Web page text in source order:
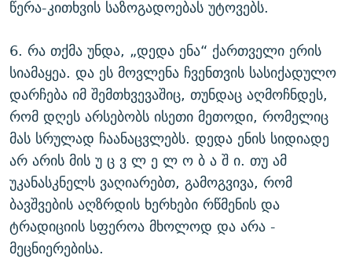
წერა-კითხვის საზოგადოებას უტოვებს.
6. რა თქმა უნდა, „დედა ენა“ ქართველი ერის
სიამაყეა. და ეს მოვლენა ჩვენთვის სასიქადულო
დარჩება იმ შემთხვევაშიც, თუნდაც აღმოჩნდეს,
რომ დღეს არსებობს ისეთი მეთოდი, რომელიც
მას სრულად ჩაანაცვლებს. დედა ენის სიდიადე
არ არის მის უ ც ვ ლ ე ლ ო ბ ა შ ი. თუ ამ
უკანასკნელს ვაღიარებთ, გამოგვივა, რომ
ბავშვების აღზრდის ხერხები რწმენის და
ტრადიციის სფეროა მხოლოდ და არა -
მეცნიერებისა.